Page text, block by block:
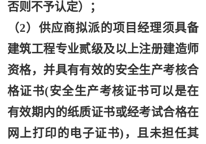
否则不予认定）；
（2）供应商拟派的项目经理须具备
建筑工程专业贰级及以上注册建造师
资格，并具有有效的安全生产考核合
格证书(安全生产考核证书可以是在
有效期内的纸质证书或经考试合格在
网上打印的电子证书)，且未担任其